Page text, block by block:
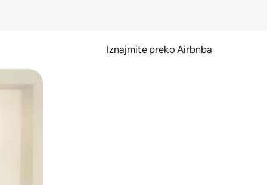
Iznajmite preko Airbnba